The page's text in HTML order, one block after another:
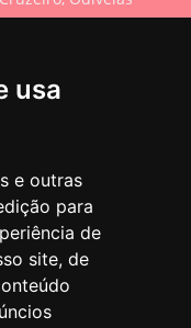
usa
e outras
para
de
site, de
fixa nacional)
nacional)
nacional)
nacional)